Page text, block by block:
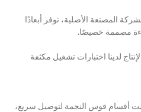
المصنعة الأصلية، نوفر أبعادًا
مصممة خصيصًا.
لدينا اختبارات تشغيل مكثفة
أقسام قوس النجمة لتوصيل سريع،